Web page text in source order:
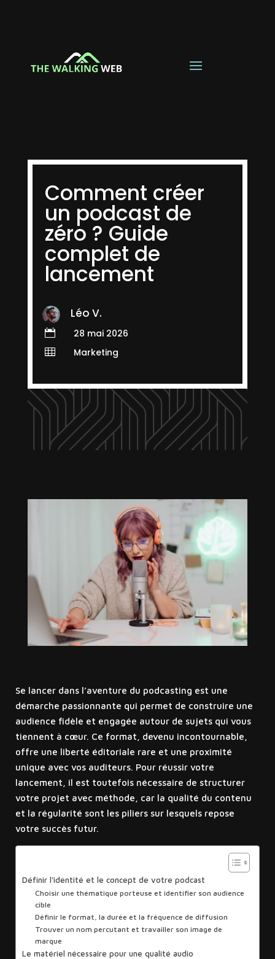
Comment créer
un podcast de
zéro ? Guide
complet de
lancement
Léo V.
 28 mai 2026
 Marketing
Se lancer dans l’aventure du podcasting est une
démarche passionnante qui permet de construire une
audience fidèle et engagée autour de sujets qui vous
tiennent à cœur. Ce format, devenu incontournable,
offre une liberté éditoriale rare et une proximité
unique avec vos auditeurs. Pour réussir votre
lancement, il est toutefois nécessaire de structurer
votre projet avec méthode, car la qualité du contenu
et la régularité sont les piliers sur lesquels repose
votre succès futur.
Définir l’identité et le concept de votre podcast
Choisir une thématique porteuse et identifier son audience
cible
Définir le format, la durée et la fréquence de diffusion
Trouver un nom percutant et travailler son image de
marque
Le matériel nécessaire pour une qualité audio